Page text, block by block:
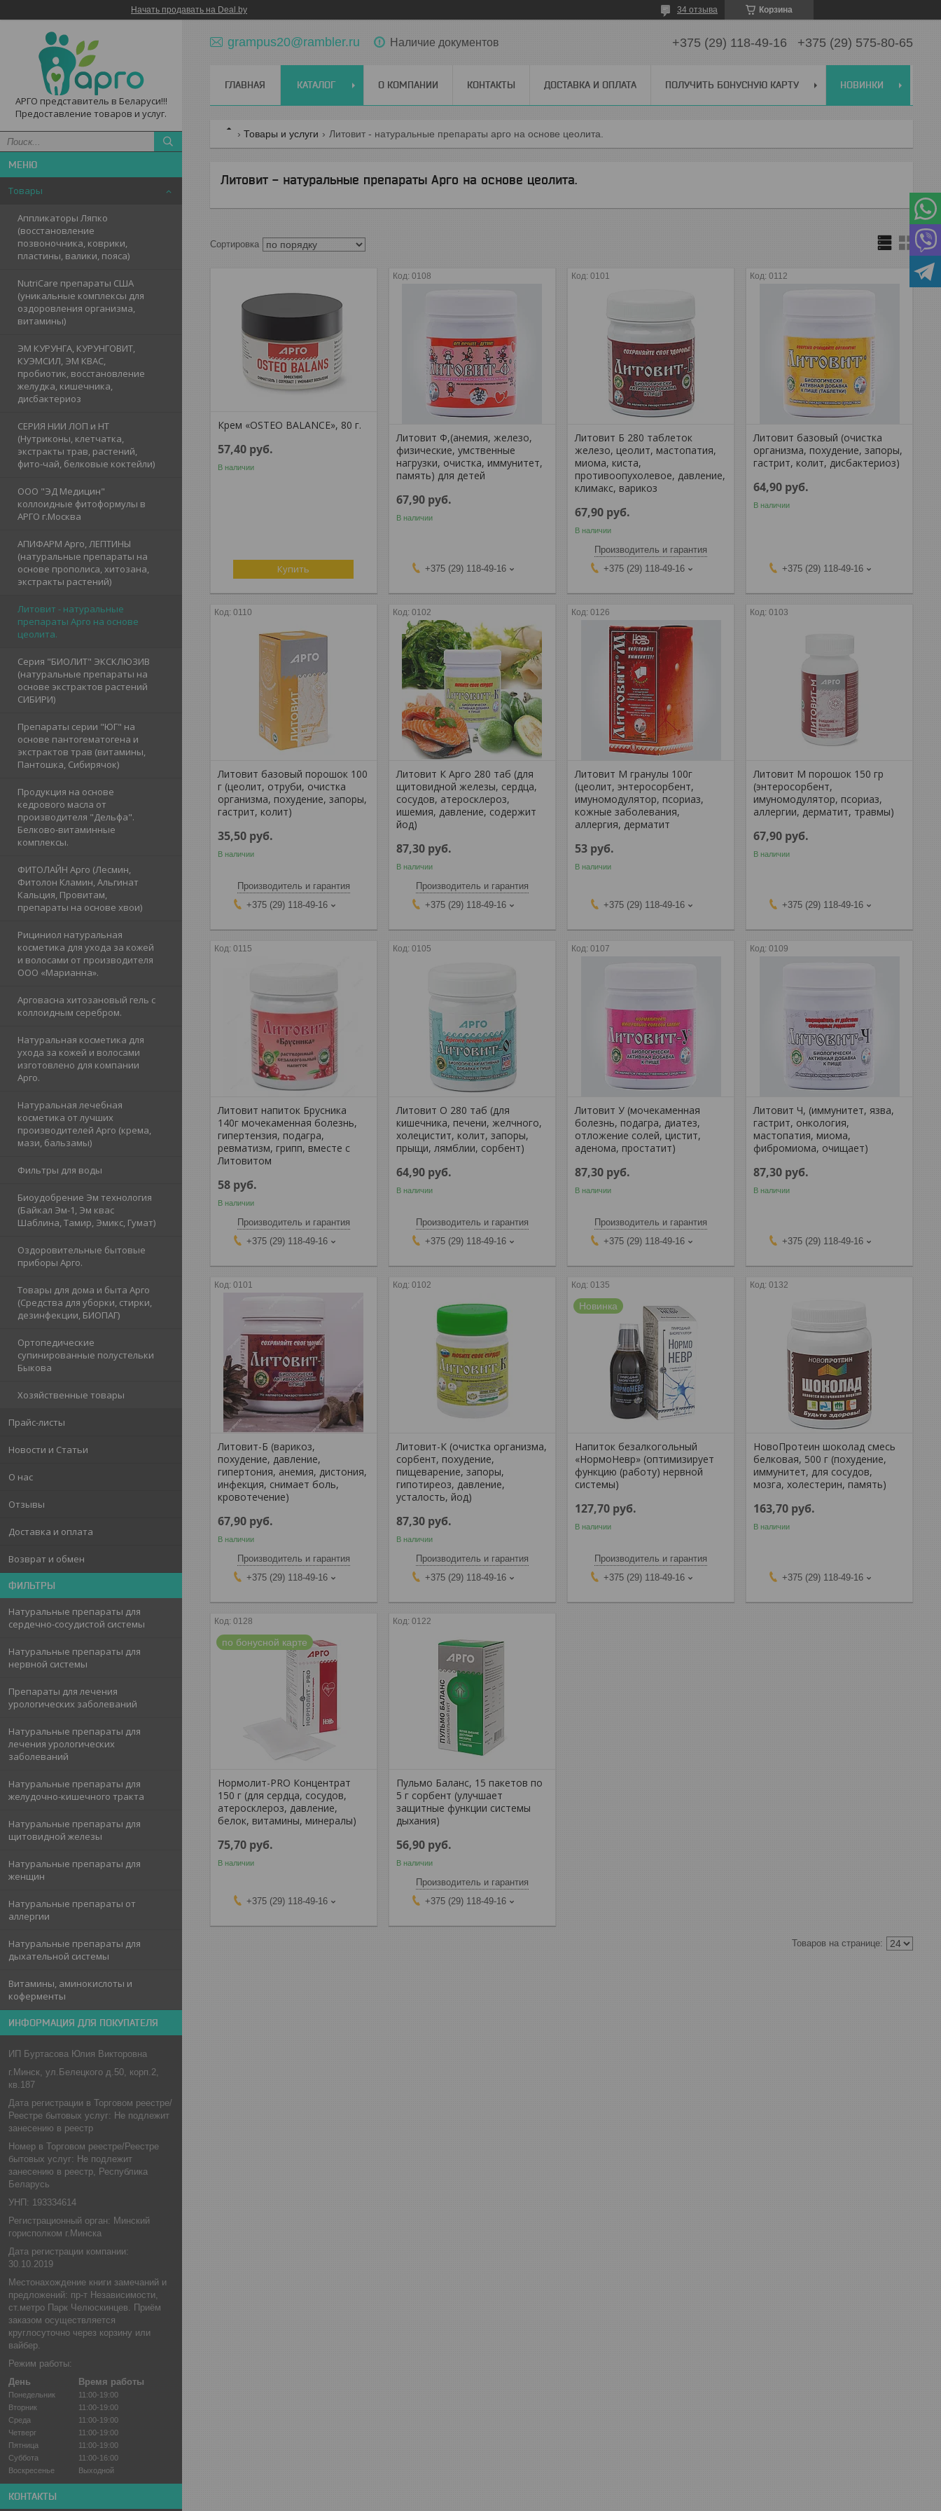
Начать продавать на Deal.by Корзина
34 отзыва
АРГО представитель в Беларуси!!!
Предоставление товаров и услуг.
Товары
Аппликаторы Ляпко
(восстановление
позвоночника, коврики,
пластины, валики, пояса)
NutriCare препараты США
(уникальные комплексы для
оздоровления организма,
витамины)
ЭМ КУРУНГА, КУРУНГОВИТ,
КУЭМСИЛ, ЭМ КВАС,
пробиотик, восстановление
желудка, кишечника,
дисбактериоз
СЕРИЯ НИИ ЛОП и НТ
(Нутриконы, клетчатка,
экстракты трав, растений,
фито-чай, белковые коктейли)
ООО "ЭД Медицин"
коллоидные фитоформулы в
АРГО г.Москва
АПИФАРМ Арго, ЛЕПТИНЫ
(натуральные препараты на
основе прополиса, хитозана,
экстракты растений)
Литовит - натуральные
препараты Арго на основе
цеолита.
Серия "БИОЛИТ" ЭКСКЛЮЗИВ
(натуральные препараты на
основе экстрактов растений
СИБИРИ)
Препараты серии "ЮГ" на
основе пантогематогена и
экстрактов трав (витамины,
Пантошка, Сибирячок)
Продукция на основе
кедрового масла от
производителя "Дельфа".
Белково-витаминные
комплексы.
ФИТОЛАЙН Арго (Лесмин,
Фитолон Кламин, Альгинат
Кальция, Провитам,
препараты на основе хвои)
Рициниол натуральная
косметика для ухода за кожей
и волосами от производителя
ООО «Марианна».
Арговасна хитозановый гель с
коллоидным серебром.
Натуральная косметика для
ухода за кожей и волосами
изготовлено для компании
Арго.
Натуральная лечебная
косметика от лучших
производителей Арго (крема,
мази, бальзамы)
Фильтры для воды
Биоудобрение Эм технология
(Байкал Эм-1, Эм квас
Шаблина, Тамир, Эмикс, Гумат)
Оздоровительные бытовые
приборы Арго.
Товары для дома и быта Арго
(Средства для уборки, стирки,
дезинфекции, БИОПАГ)
Ортопедические
супинированные полустельки
Быкова
Хозяйственные товары
Прайс-листы
Новости и Статьи
О нас
Отзывы
Доставка и оплата
Возврат и обмен
ФИЛЬТРЫ
Натуральные препараты для
сердечно-сосудистой системы
Натуральные препараты для
нервной системы
Препараты для лечения
урологических заболеваний
Натуральные препараты для
лечения урологических
заболеваний
Натуральные препараты для
желудочно-кишечного тракта
Натуральные препараты для
щитовидной железы
Натуральные препараты для
женщин
Натуральные препараты от
аллергии
Натуральные препараты для
дыхательной системы
Витамины, аминокислоты и
коферменты
ИНФОРМАЦИЯ ДЛЯ ПОКУПАТЕЛЯ
ИП Буртасова Юлия Викторовна
г.Минск, ул.Белецкого д.50, корп.2,
кв.187
Дата регистрации в Торговом реестре/
Реестре бытовых услуг: Не подлежит
занесению в реестр
Номер в Торговом реестре/Реестре
бытовых услуг: Не подлежит
занесению в реестр, Республика
Беларусь
УНП: 193334614
Регистрационный орган: Минский
горисполком г.Минска
Дата регистрации компании:
30.10.2019
Местонахождение книги замечаний и
предложений: пр-т Независимости,
ст.метро Парк Челюскинцев. Приём
заказом осуществляется
круглосуточно через корзину или
вайбер.
Режим работы:
День
Время работы
Понедельник
11:00-19:00
Вторник
11:00-19:00
Среда
11:00-19:00
Четверг
11:00-19:00
Пятница
11:00-19:00
Суббота
11:00-16:00
Воскресенье
Выходной
КОНТАКТЫ
grampus20@rambler.ru Наличие документов +375 (29) 118-49-16 +375 (29) 575-80-65
ГЛАВНАЯ КАТАЛОГ О КОМПАНИИ КОНТАКТЫ ДОСТАВКА И ОПЛАТА ПОЛУЧИТЬ БОНУСНУЮ КАРТУ НОВИНКИ
Товары и услуги Литовит - натуральные препараты арго на основе цеолита.
Литовит - натуральные препараты Арго на основе цеолита.
Крем «OSTEO BALANCE», 80 г.
57,40 руб.
В наличии
Купить
0108
Литовит Ф,(анемия, железо,
физические, умственные
нагрузки, очистка, иммунитет,
память) для детей
67,90 руб.
В наличии
+375 (29) 118-49-16
0101
Литовит Б 280 таблеток
железо, цеолит, мастопатия,
миома, киста,
противоопухолевое, давление,
климакс, варикоз
67,90 руб.
В наличии
Производитель и гарантия
+375 (29) 118-49-16
0112
Литовит базовый (очистка
организма, похудение, запоры,
гастрит, колит, дисбактериоз)
64,90 руб.
В наличии
+375 (29) 118-49-16
0110
Литовит базовый порошок 100
г (цеолит, отруби, очистка
организма, похудение, запоры,
гастрит, колит)
35,50 руб.
В наличии
Производитель и гарантия
+375 (29) 118-49-16
0102
Литовит К Арго 280 таб (для
щитовидной железы, сердца,
сосудов, атеросклероз,
ишемия, давление, содержит
йод)
87,30 руб.
В наличии
Производитель и гарантия
+375 (29) 118-49-16
0126
Литовит М гранулы 100г
(цеолит, энтеросорбент,
имуномодулятор, псориаз,
кожные заболевания,
аллергия, дерматит
53 руб.
В наличии
+375 (29) 118-49-16
0103
Литовит М порошок 150 гр
(энтеросорбент,
имуномодулятор, псориаз,
аллергии, дерматит, травмы)
67,90 руб.
В наличии
+375 (29) 118-49-16
0115
Литовит напиток Брусника
140г мочекаменная болезнь,
гипертензия, подагра,
ревматизм, грипп, вместе с
Литовитом
58 руб.
В наличии
Производитель и гарантия
+375 (29) 118-49-16
0105
Литовит О 280 таб (для
кишечника, печени, желчного,
холецистит, колит, запоры,
прыщи, лямблии, сорбент)
64,90 руб.
В наличии
Производитель и гарантия
+375 (29) 118-49-16
0107
Литовит У (мочекаменная
болезнь, подагра, диатез,
отложение солей, цистит,
аденома, простатит)
87,30 руб.
В наличии
Производитель и гарантия
+375 (29) 118-49-16
0109
Литовит Ч, (иммунитет, язва,
гастрит, онкология,
мастопатия, миома,
фибромиома, очищает)
87,30 руб.
В наличии
+375 (29) 118-49-16
0101
Литовит-Б (варикоз,
похудение, давление,
гипертония, анемия, дистония,
инфекция, снимает боль,
кровотечение)
67,90 руб.
В наличии
Производитель и гарантия
+375 (29) 118-49-16
0102
Литовит-К (очистка организма,
сорбент, похудение,
пищеварение, запоры,
гипотиреоз, давление,
усталость, йод)
87,30 руб.
В наличии
Производитель и гарантия
+375 (29) 118-49-16
0135
Новинка
Напиток безалкогольный
«НормоНевр» (оптимизирует
функцию (работу) нервной
системы)
127,70 руб.
В наличии
Производитель и гарантия
+375 (29) 118-49-16
0132
НовоПротеин шоколад смесь
белковая, 500 г (похудение,
иммунитет, для сосудов,
мозга, холестерин, память)
163,70 руб.
В наличии
+375 (29) 118-49-16
0128
по бонусной карте
Нормолит-PRO Концентрат
150 г (для сердца, сосудов,
атеросклероз, давление,
белок, витамины, минералы)
75,70 руб.
В наличии
+375 (29) 118-49-16
0122
Пульмо Баланс, 15 пакетов по
5 г сорбент (улучшает
защитные функции системы
дыхания)
56,90 руб.
В наличии
Производитель и гарантия
+375 (29) 118-49-16